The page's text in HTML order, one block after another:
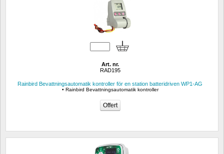
Art. nr.
RAD195
Rainbird Bevattningsautomatik kontroller för en station batteridriven WP1-AG
• Rainbird Bevattningsautomatik kontroller